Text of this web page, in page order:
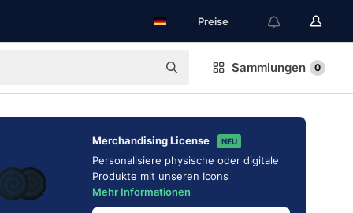
Preise
Sammlungen 0
Merchandising License NEU
Personalisiere physische oder digitale
Produkte mit unseren Icons
Mehr Informationen